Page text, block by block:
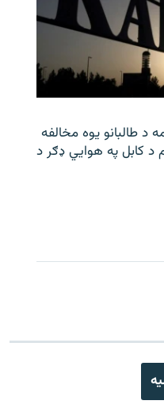
د طالبانو یوه مخالفه
د کابل په هوايي ډګر د